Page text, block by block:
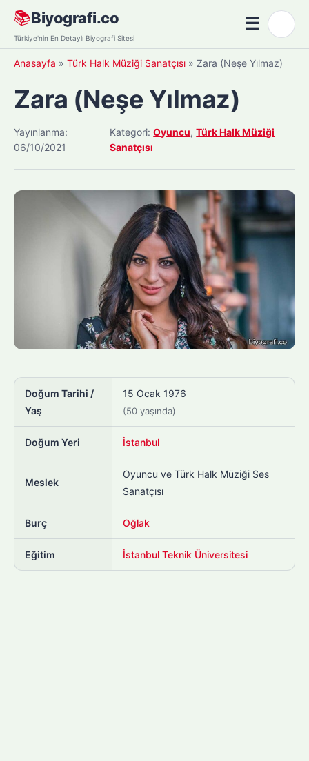
Skip
content
📚Biyografi.co
Türkiye'nin En Detaylı Biyografi Sitesi
☰Menü
Anasayfa » Türk Halk Müziği Sanatçısı » Zara (Neşe Yılmaz)
Zara (Neşe Yılmaz)
Yayınlanma:
06/10/2021
Kategori:Oyuncu,Türk Halk Müziği
Sanatçısı
Doğum Tarihi /
Yaş
15 Ocak 1976
(50 yaşında)
Doğum Yeri İstanbul
Meslek
Oyuncu ve Türk Halk Müziği Ses
Sanatçısı
Burç Oğlak
Eğitim İstanbul Teknik Üniversitesi